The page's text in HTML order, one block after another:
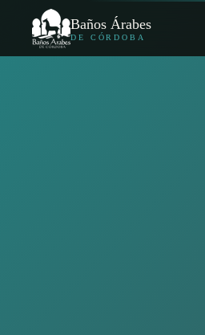
Baños Árabes
DE CÓRDOBA